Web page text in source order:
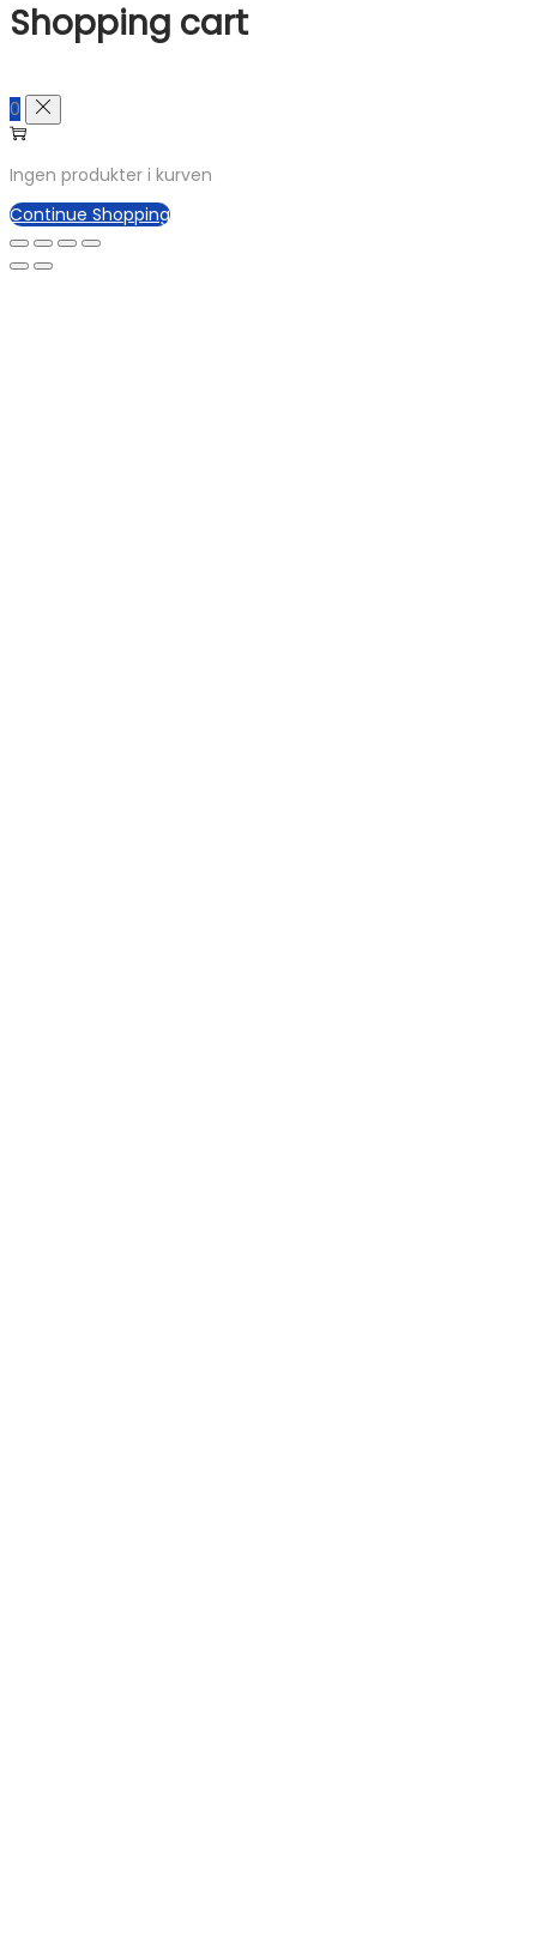
Shopping cart
0
Ingen produkter i kurven
Continue Shopping